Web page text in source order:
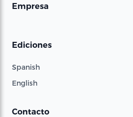
Empresa
Ediciones
Spanish
English
Contacto